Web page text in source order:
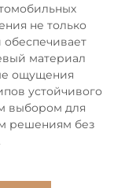
не только
обеспечивает
материал
ощущения
устойчивого
выбором для
решениям без